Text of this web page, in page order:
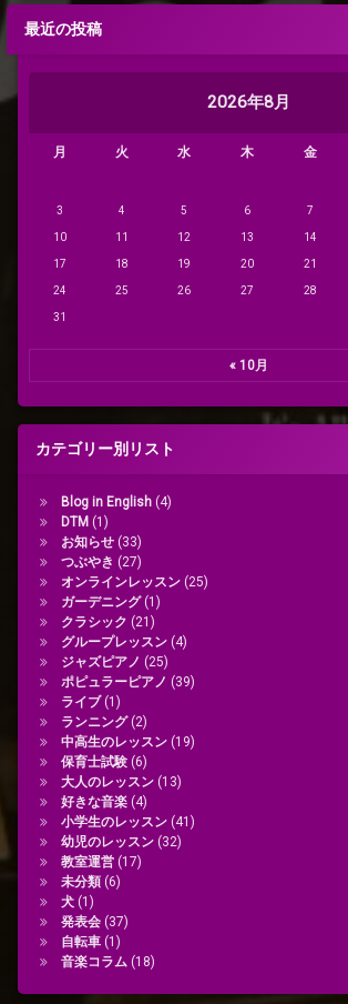
最近の投稿
2026年8月
月 火 水 木 金
3 4 5 6 7
10 11 12 13 14
17 18 19 20 21
24 25 26 27 28
31
« 10月
カテゴリー別リスト
Blog in English(4)
DTM(1)
お知らせ(33)
つぶやき (27)
オンラインレッスン(25)
ガーデニング(1)
クラシック (21)
グループレッスン(4)
ジャズピアノ (25)
ポピュラーピアノ (39)
ライブ(1)
ランニング(2)
中高生のレッスン(19)
保育士試験(6)
大人のレッスン(13)
好きな音楽(4)
小学生のレッスン(41)
幼児のレッスン(32)
教室運営(17)
未分類(6)
犬(1)
発表会(37)
自転車(1)
音楽コラム (18)